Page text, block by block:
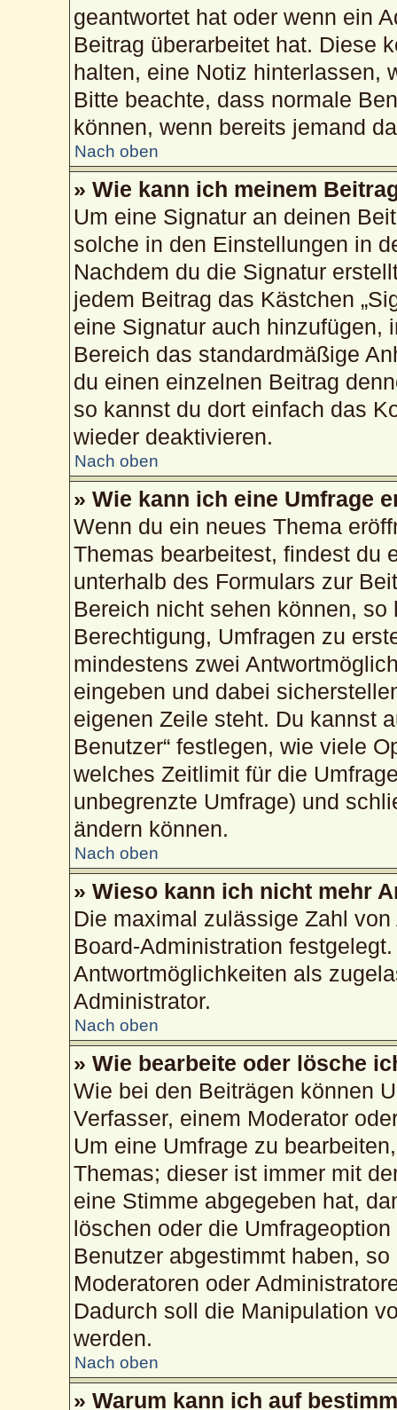
geantwortet hat oder wenn ein
Beitrag überarbeitet hat. Diese
halten, eine Notiz hinterlassen,
Bitte beachte, dass normale
können, wenn bereits jemand
Nach oben
» Wie kann ich meinem
Um eine Signatur an deinen
solche in den Einstellungen in
Nachdem du die Signatur
jedem Beitrag das Kästchen
eine Signatur auch hinzufügen,
Bereich das standardmäßige
du einen einzelnen Beitrag
so kannst du dort einfach das
wieder deaktivieren.
Nach oben
» Wie kann ich eine Umfrage
Wenn du ein neues Thema
Themas bearbeitest, findest du
unterhalb des Formulars zur
Bereich nicht sehen können,
Berechtigung, Umfragen zu
mindestens zwei
eingeben und dabei
eigenen Zeile steht. Du kannst
Benutzer“ festlegen, wie viele
welches Zeitlimit für die
unbegrenzte Umfrage) und
ändern können.
Nach oben
» Wieso kann ich nicht mehr
Die maximal zulässige Zahl
Board-Administration
Antwortmöglichkeiten als
Administrator.
Nach oben
» Wie bearbeite oder lösche
Wie bei den Beiträgen können
Verfasser, einem Moderator
Um eine Umfrage zu
Themas; dieser ist immer mit
eine Stimme abgegeben hat,
löschen oder die
Benutzer abgestimmt haben,
Moderatoren oder
Dadurch soll die Manipulation
werden.
Nach oben
» Warum kann ich auf